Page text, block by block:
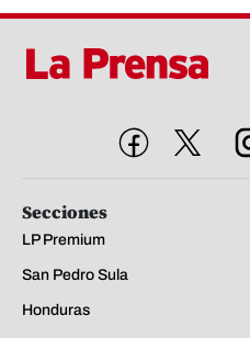
Secciones
LP Premium
San Pedro Sula
Honduras